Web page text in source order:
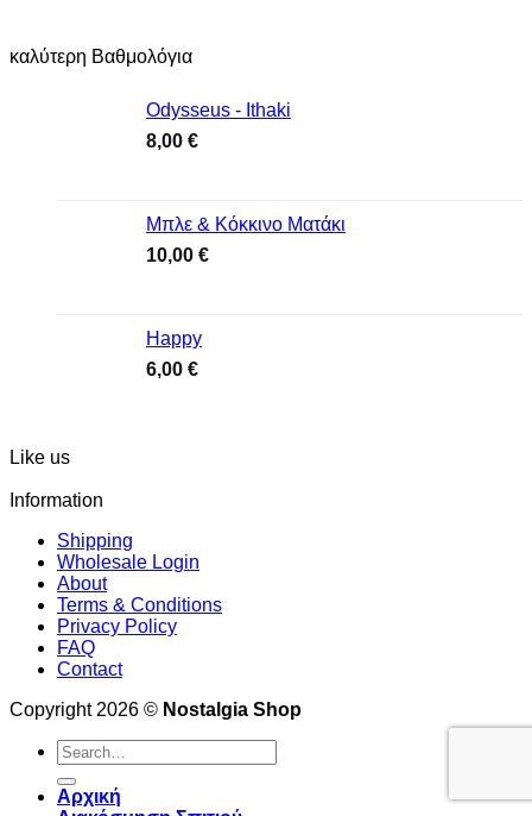
καλύτερη Βαθμολόγια
Odysseus - Ithaki
8,00 €
Μπλε & Κόκκινο Ματάκι
10,00 €
Happy
6,00 €
Like us
Information
Shipping
Wholesale Login
About
Terms & Conditions
Privacy Policy
FAQ
Contact
Copyright 2026 © Nostalgia Shop
Search
for:
Αρχική